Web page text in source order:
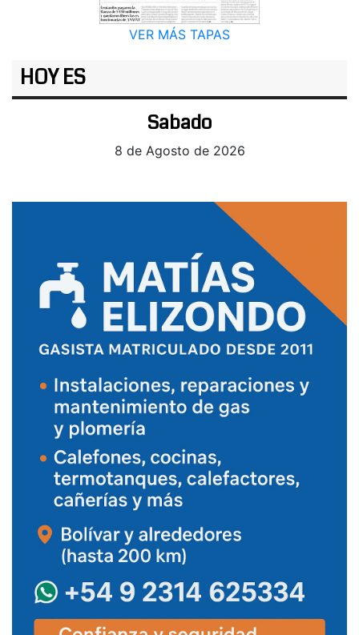
VER MÁS TAPAS
HOY ES
Sabado
8 de Agosto de 2026